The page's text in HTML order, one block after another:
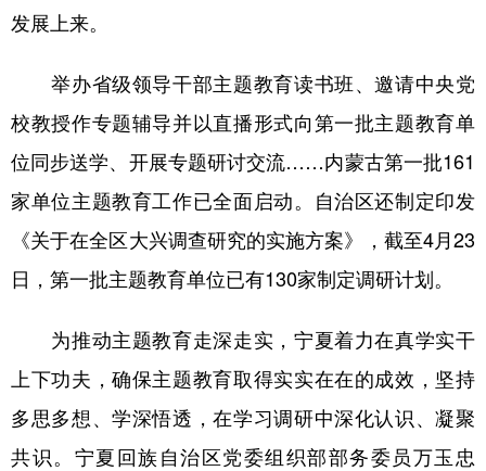
发展上来。
举办省级领导干部主题教育读书班、邀请中央党
校教授作专题辅导并以直播形式向第一批主题教育单
位同步送学、开展专题研讨交流……内蒙古第一批161
家单位主题教育工作已全面启动。自治区还制定印发
《关于在全区大兴调查研究的实施方案》，截至4月23
日，第一批主题教育单位已有130家制定调研计划。
为推动主题教育走深走实，宁夏着力在真学实干
上下功夫，确保主题教育取得实实在在的成效，坚持
多思多想、学深悟透，在学习调研中深化认识、凝聚
共识。宁夏回族自治区党委组织部部务委员万玉忠